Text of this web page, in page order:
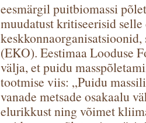
eesmärgil puitbiomassi
muudatust kritiseerisid
(EKO). Eestimaa Looduse
välja, et puidu
tootmise viis: „Puidu
vanade metsade osakaalu
elurikkust ning võimet